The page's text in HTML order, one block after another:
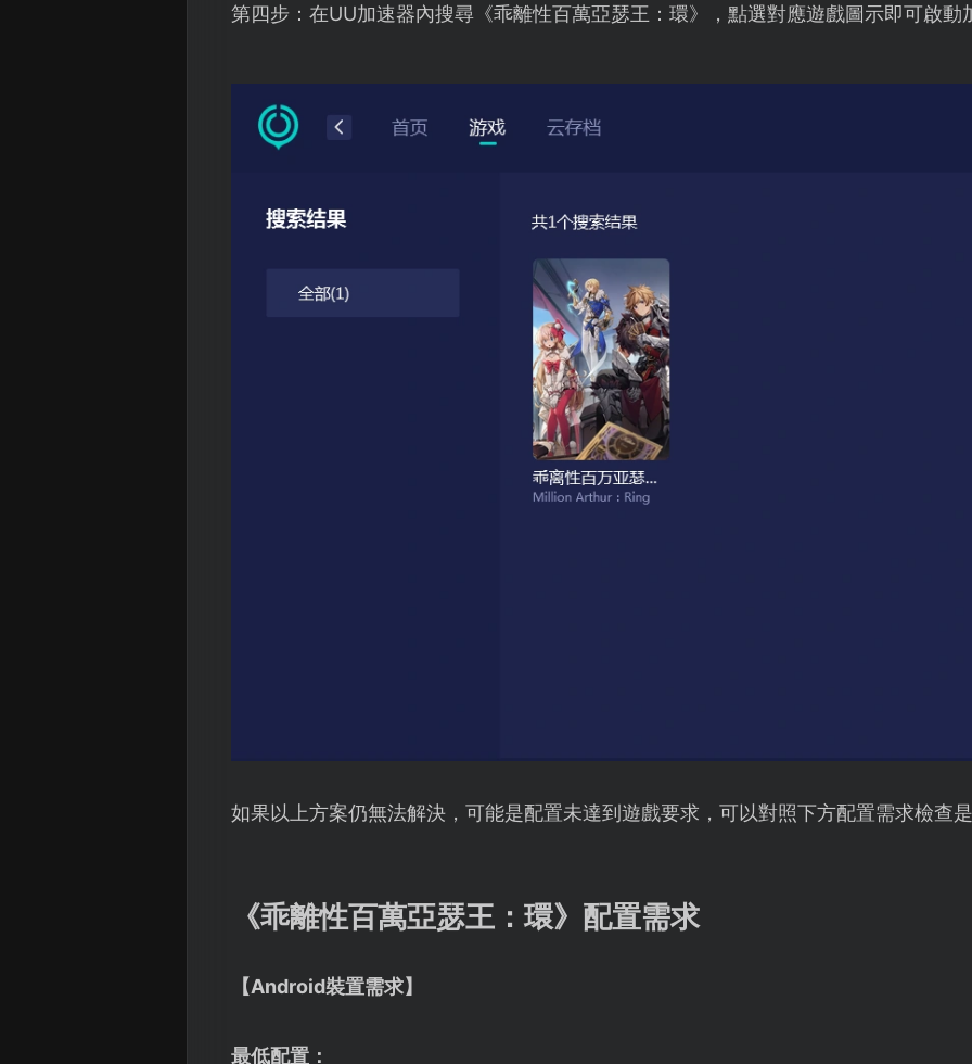
第四步：在UU加速器內搜尋《乖離性百萬亞瑟王：環》，點選對應遊戲圖示即可啟動
如果以上方案仍無法解決，可能是配置未達到遊戲要求，可以對照下方配置需求檢查
《乖離性百萬亞瑟王：環》配置需求
【Android裝置需求】
最低配置：